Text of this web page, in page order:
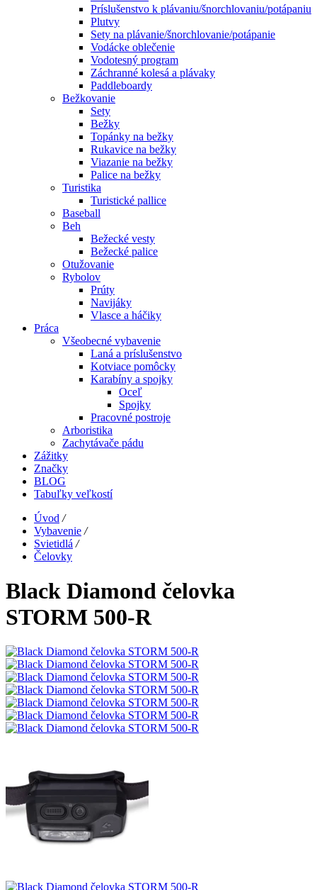
Príslušenstvo k plávaniu/šnorchlovaniu/potápaniu
Plutvy
Sety na plávanie/šnorchlovanie/potápanie
Vodácke oblečenie
Vodotesný program
Záchranné kolesá a plávaky
Paddleboardy
Bežkovanie
Sety
Bežky
Topánky na bežky
Rukavice na bežky
Viazanie na bežky
Palice na bežky
Turistika
Turistické pallice
Baseball
Beh
Bežecké vesty
Bežecké palice
Otužovanie
Rybolov
Prúty
Navijáky
Vlasce a háčiky
Práca
Všeobecné vybavenie
Laná a príslušenstvo
Kotviace pomôcky
Karabíny a spojky
Oceľ
Spojky
Pracovné postroje
Arboristika
Zachytávače pádu
Zážitky
Značky
BLOG
Tabuľky veľkostí
Úvod /
Vybavenie /
Svietidlá /
Čelovky
Black Diamond čelovka
STORM 500-R